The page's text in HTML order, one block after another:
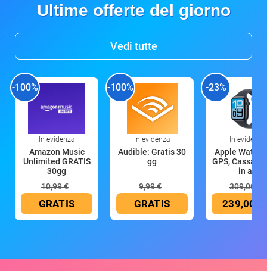
Ultime offerte del giorno
Vedi tutte
-100%
In evidenza
Amazon Music
Unlimited GRATIS
30gg
10,99 €
GRATIS
-100%
In evidenza
Audible: Gratis 30
gg
9,99 €
GRATIS
-23%
In evidenza
Apple Watch
GPS, Cassa
in all
309,00 €
239,00 €